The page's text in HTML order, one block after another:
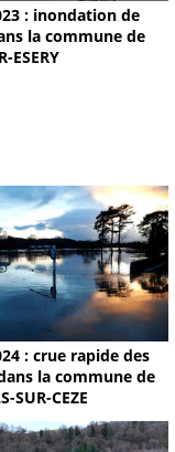
: inondation de
la commune de
ESERY
: crue rapide des
la commune de
SUR-CEZE